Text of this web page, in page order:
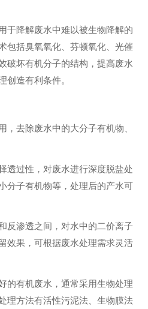
于降解废水中难以被生物降解的
包括臭氧氧化、芬顿氧化、光催
破坏有机分子的结构，提高废水
创造有利条件。
，去除废水中的大分子有机物、
透过性，对废水进行深度脱盐处
分子有机物等，处理后的产水可
反渗透之间，对水中的二价离子
效果，可根据废水处理需求灵活
的有机废水，通常采用生物处理
理方法有活性污泥法、生物膜法